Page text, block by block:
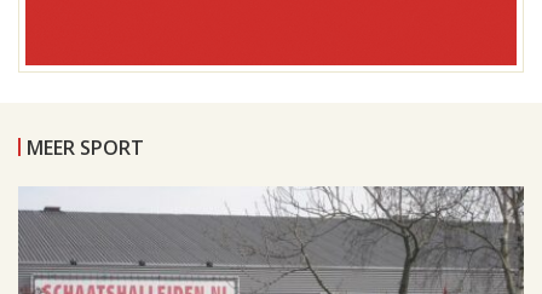
MEER SPORT